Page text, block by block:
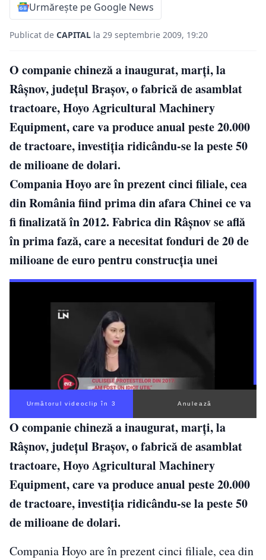
Urmărește pe Google News
Publicat de CAPITAL la 29 septembrie 2009, 19:20
O companie chineză a inaugurat, marţi, la
Râşnov, judeţul Braşov, o fabrică de asamblat
tractoare, Hoyo Agricultural Machinery
Equipment, care va produce anual peste 20.000
de tractoare, investiţia ridicându-se la peste 50
de milioane de dolari.
Compania Hoyo are în prezent cinci filiale, cea
din România fiind prima din afara Chinei ce va
fi finalizată în 2012. Fabrica din Râşnov se află
în prima fază, care a necesitat fonduri de 20 de
milioane de euro pentru construcţia unei
Următorul videoclip în 3 Anulează
O companie chineză a inaugurat, marţi, la
Râşnov, judeţul Braşov, o fabrică de asamblat
tractoare, Hoyo Agricultural Machinery
Equipment, care va produce anual peste 20.000
de tractoare, investiţia ridicându-se la peste 50
de milioane de dolari.
Compania Hoyo are în prezent cinci filiale, cea din